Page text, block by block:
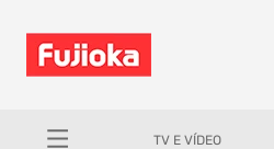
TV E VÍDEO